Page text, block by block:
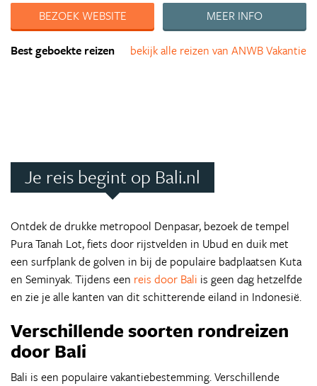
BEZOEK WEBSITE
MEER INFO
bekijk alle reizen van ANWB Vakantie
Best geboekte reizen
Je reis begint op Bali.nl
Ontdek de drukke metropool Denpasar, bezoek de tempel
Pura Tanah Lot, fiets door rijstvelden in Ubud en duik met
een surfplank de golven in bij de populaire badplaatsen Kuta
en Seminyak. Tijdens een reis door Bali is geen dag hetzelfde
en zie je alle kanten van dit schitterende eiland in Indonesië.
Verschillende soorten rondreizen
door Bali
Bali is een populaire vakantiebestemming. Verschillende